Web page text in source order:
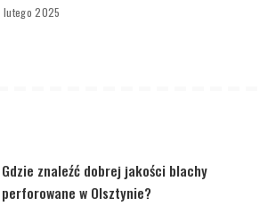
lutego 2025
Gdzie znaleźć dobrej jakości blachy
perforowane w Olsztynie?